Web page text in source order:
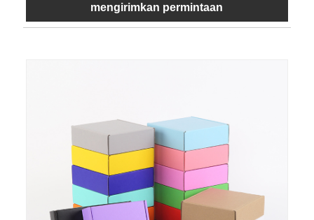
mengirimkan permintaan